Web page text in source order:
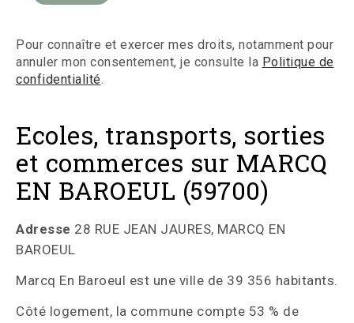
Pour connaître et exercer mes droits, notamment pour
annuler mon consentement, je consulte la Politique de
confidentialité.
Ecoles, transports, sorties
et commerces sur MARCQ
EN BAROEUL (59700)
Adresse 28 RUE JEAN JAURES, MARCQ EN
BAROEUL
Marcq En Baroeul est une ville de 39 356 habitants.
Côté logement, la commune compte 53 % de